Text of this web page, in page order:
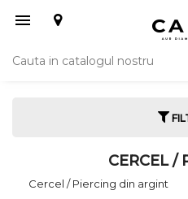

CERCEL /
Cercel / Piercing din argint